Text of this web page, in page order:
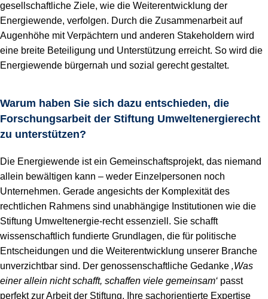
gesellschaftliche Ziele, wie die Weiterentwicklung der
Energiewende, verfolgen. Durch die Zusammenarbeit auf
Augenhöhe mit Verpächtern und anderen Stakeholdern wird
eine breite Beteiligung und Unterstützung erreicht. So wird die
Energiewende bürgernah und sozial gerecht gestaltet.
Warum haben Sie sich dazu entschieden, die
Forschungsarbeit der Stiftung Umweltenergierecht
zu unterstützen?
Die Energiewende ist ein Gemeinschaftsprojekt, das niemand
allein bewältigen kann – weder Einzelpersonen noch
Unternehmen. Gerade angesichts der Komplexität des
rechtlichen Rahmens sind unabhängige Institutionen wie die
Stiftung Umweltenergie-recht essenziell. Sie schafft
wissenschaftlich fundierte Grundlagen, die für politische
Entscheidungen und die Weiterentwicklung unserer Branche
unverzichtbar sind. Der genossenschaftliche Gedanke ‚Was
einer allein nicht schafft, schaffen viele gemeinsam‘ passt
perfekt zur Arbeit der Stiftung. Ihre sachorientierte Expertise